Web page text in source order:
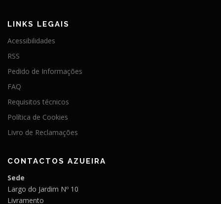
LINKS LEGAIS
Acessibilidades
RSS
Pedido de Informações
FAQ
Requisitos técnicos
Política de Cookies
Livro de Reclamações
CONTACTOS AZUEIRA
Sede
Largo do Jardim Nº 10
Livramento